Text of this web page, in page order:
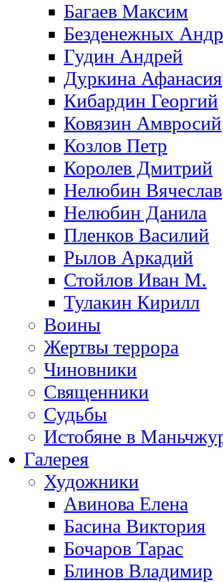
Багаев Максим
Безденежных
Гудин Андрей
Дуркина Афанасия
Кибардин Георгий
Ковязин Амвросий
Козлов Петр
Королев Дмитрий
Нелюбин Вячеслав
Нелюбин Данила
Пленков Василий
Рылов Аркадий
Стойлов Иван М.
Тулакин Кирилл
Воины
Жертвы террора
Чиновники
Священники
Судьбы
Истобяне в
Галерея
Художники
Авинова Елена
Басина Виктория
Бочаров Тарас
Блинов Владимир